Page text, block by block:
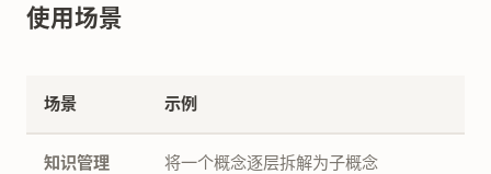
使用场景
场景 示例
知识管理 将一个概念逐层拆解为子概念